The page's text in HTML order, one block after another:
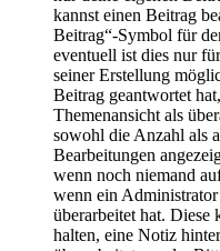
kannst einen Beitrag
Beitrag“-Symbol für
eventuell ist dies nur
seiner Erstellung
Beitrag geantwortet
Themenansicht als
sowohl die Anzahl als
Bearbeitungen
wenn noch niemand
wenn ein
überarbeitet hat. Diese
halten, eine Notiz